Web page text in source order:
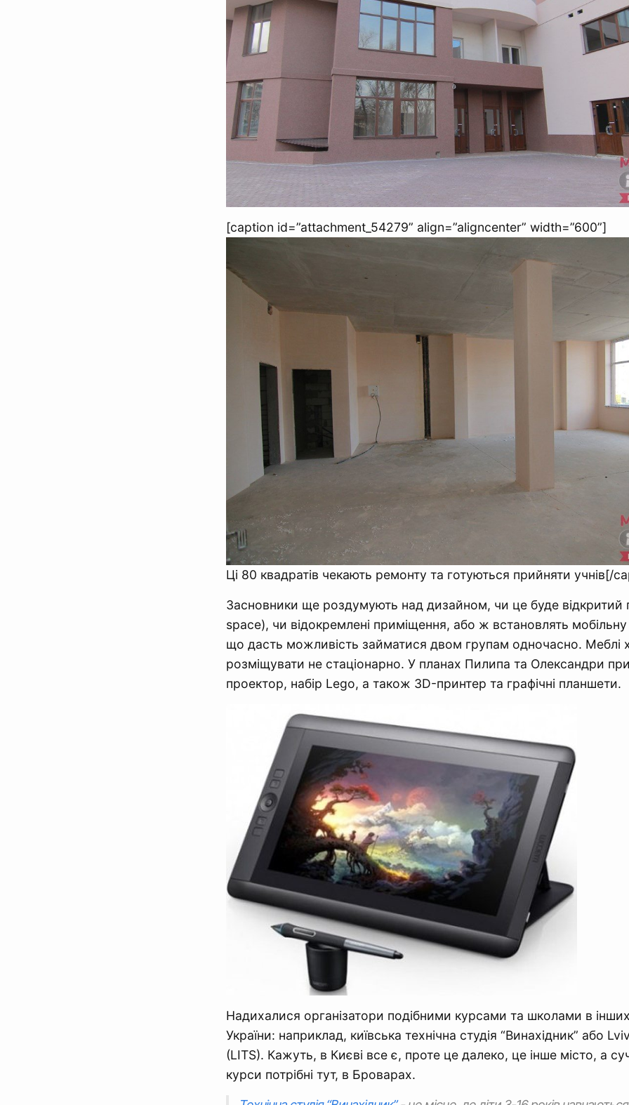
[caption id=”attachment_54279” align=”aligncenter” width=”600”]
Ці 80 квадратів чекають ремонту та готуються прийняти учнів[/
Засновники ще роздумують над дизайном, чи це буде відкритий
space), чи відокремлені приміщення, або ж встановлять
що дасть можливість займатися двом групам одночасно. Меблі
розміщувати не стаціонарно. У планах Пилипа та Олександри
проектор, набір Lego, а також 3D-принтер та графічні планшети.
Надихалися організатори подібними курсами та школами в
України: наприклад, київська технічна студія “Винахідник” або
(LITS). Кажуть, в Києві все є, проте це далеко, це інше місто, а
курси потрібні тут, в Броварах.